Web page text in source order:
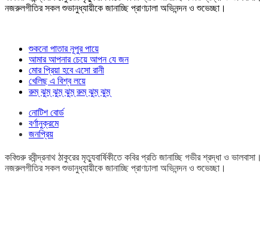
নজরুলগীতির সকল শুভানুধ্যায়ীকে জানাচ্ছি প্রাণঢালা অভিনন্দন ও শুভেচ্ছা।
শুকনো পাতার নূপুর পায়ে
আমার আপনার চেয়ে আপন যে জন
মোর প্রিয়া হবে এসো রানী
খেলিছ এ বিশ্ব লয়ে
রুম্ ঝুম্ ঝুম্ ঝুম্ রুম্ ঝুম্ ঝুম্
নোটিশ বোর্ড
বর্ণানুক্রমে
জনপ্রিয়
কবিগুরু রবীন্দ্রনাথ ঠাকুরের মৃত্যুবার্ষিকীতে কবির প্রতি জানাচ্ছি গভীর শ্রদ্ধা ও ভালবাসা।
নজরুলগীতির সকল শুভানুধ্যায়ীকে জানাচ্ছি প্রাণঢালা অভিনন্দন ও শুভেচ্ছা।